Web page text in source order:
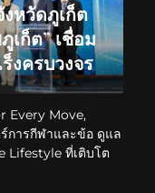
งหวัดภูเก็ต
เก็ต” เชื่อม
งครบวงจร
Every Move,
การกีฬาและข้อ ดูแล
Lifestyle ที่เติบโต